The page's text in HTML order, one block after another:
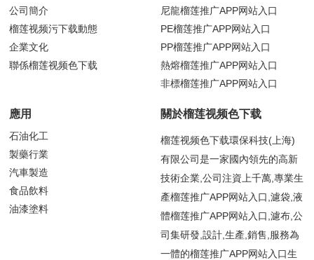
公司簡介
榴莲视频污下载動態
企業文化
聯係榴莲视频色下载
尼龍榴莲推广APP网站入口
PE榴莲推广APP网站入口
PP榴莲推广APP网站入口
熱熔榴莲推广APP网站入口
非標榴莲推广APP网站入口
應用
石油化工
製藥行業
汽車製造
食品飲料
油漆塗料
關於榴莲视频色下载
榴莲视频色下载環保科技(上海)
有限公司是一家國內領先的高新
技術企業,公司注資上千萬,專業生
產榴莲推广APP网站入口,濾袋,液
體榴莲推广APP网站入口,濾布,公
司集研發,設計,生產,銷售,服務為
一體的榴莲推广APP网站入口生